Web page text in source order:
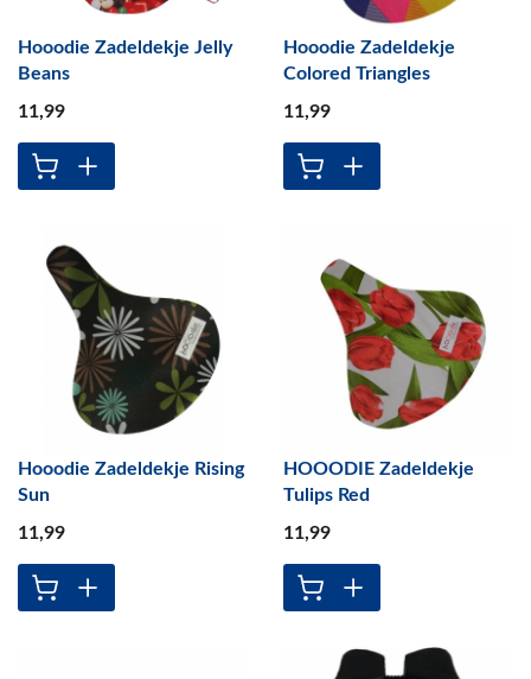
Hooodie Zadeldekje Jelly
Beans
11,99
Hooodie Zadeldekje
Colored Triangles
11,99
Hooodie Zadeldekje Rising
Sun
11,99
HOOODIE Zadeldekje
Tulips Red
11,99